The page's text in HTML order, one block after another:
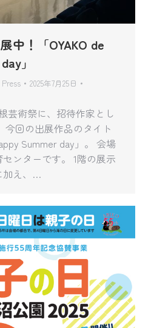
中！「OYAKO de
」
2025年7月25日
芸術祭に、招待作家とし
今回の出展作品のタイト
Summer day」。 会場
ンターです。 1階の展示
加え、…